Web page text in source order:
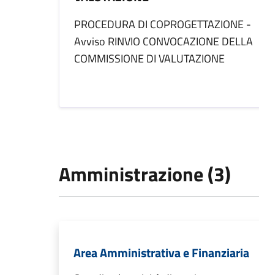
PROCEDURA DI COPROGETTAZIONE -
Avviso RINVIO CONVOCAZIONE DELLA
COMMISSIONE DI VALUTAZIONE
Amministrazione (3)
Area Amministrativa e Finanziaria